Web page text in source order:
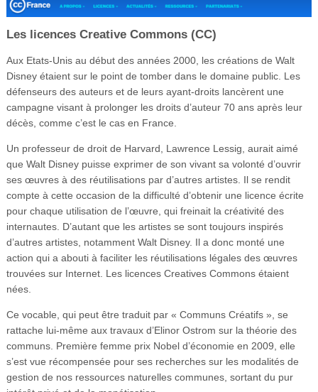
Les licences Creative Commons (CC)
Aux Etats-Unis au début des années 2000, les créations de Walt
Disney étaient sur le point de tomber dans le domaine public. Les
défenseurs des auteurs et de leurs ayant-droits lancèrent une
campagne visant à prolonger les droits d’auteur 70 ans après leur
décès, comme c’est le cas en France.
Un professeur de droit de Harvard, Lawrence Lessig, aurait aimé
que Walt Disney puisse exprimer de son vivant sa volonté d’ouvrir
ses œuvres à des réutilisations par d’autres artistes. Il se rendit
compte à cette occasion de la difficulté d’obtenir une licence écrite
pour chaque utilisation de l’œuvre, qui freinait la créativité des
internautes. D’autant que les artistes se sont toujours inspirés
d’autres artistes, notamment Walt Disney. Il a donc monté une
action qui a abouti à faciliter les réutilisations légales des œuvres
trouvées sur Internet. Les licences Creatives Commons étaient
nées.
Ce vocable, qui peut être traduit par « Communs Créatifs », se
rattache lui-même aux travaux d’Elinor Ostrom sur la théorie des
communs. Première femme prix Nobel d’économie en 2009, elle
s’est vue récompensée pour ses recherches sur les modalités de
gestion de nos ressources naturelles communes, sortant du pur